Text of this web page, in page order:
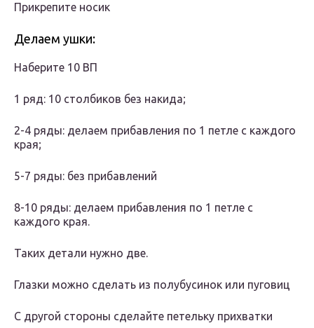
Прикрепите носик
Делаем ушки:
Наберите 10 ВП
1 ряд: 10 столбиков без накида;
2-4 ряды: делаем прибавления по 1 петле с каждого
края;
5-7 ряды: без прибавлений
8-10 ряды: делаем прибавления по 1 петле с
каждого края.
Таких детали нужно две.
Глазки можно сделать из полубусинок или пуговиц
С другой стороны сделайте петельку прихватки